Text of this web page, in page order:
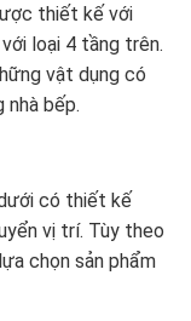
thiết kế với
loại 4 tầng trên.
vật dụng có
nhà bếp.
có thiết kế
vị trí. Tùy theo
chọn sản phẩm